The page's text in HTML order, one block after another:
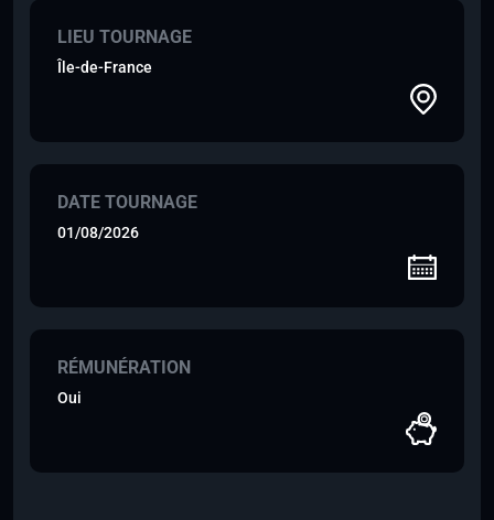
LIEU TOURNAGE
Île-de-France
DATE TOURNAGE
01/08/2026
RÉMUNÉRATION
Oui